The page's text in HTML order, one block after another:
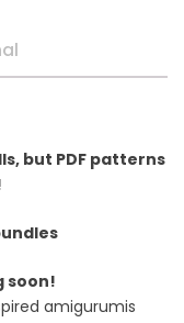
but PDF patterns
soon!
amigurumis